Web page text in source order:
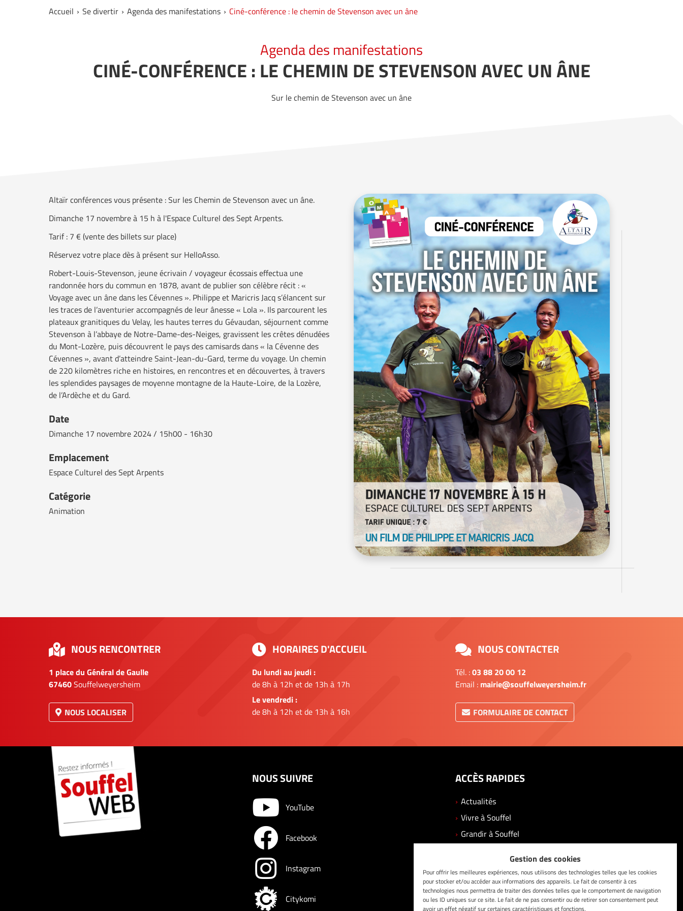
Gestion des cookies
Pour offrir les meilleures expériences, nous utilisons des technologies telles que les cookies
pour stocker et/ou accéder aux informations des appareils. Le fait de consentir à ces
technologies nous permettra de traiter des données telles que le comportement de navigation
ou les ID uniques sur ce site. Le fait de ne pas consentir ou de retirer son consentement peut
avoir un effet négatif sur certaines caractéristiques et fonctions.
Accueil Se divertir Agenda des manifestations Ciné-conférence : le chemin de Stevenson avec un âne
Agenda des manifestations
CINÉ-CONFÉRENCE : LE CHEMIN DE STEVENSON AVEC UN ÂNE
Sur le chemin de Stevenson avec un âne
Altaïr conférences vous présente : Sur les Chemin de Stevenson avec un âne.
Dimanche 17 novembre à 15 h à l'Espace Culturel des Sept Arpents.
Tarif : 7 € (vente des billets sur place)
Réservez votre place dès à présent sur HelloAsso.
Robert-Louis-Stevenson, jeune écrivain / voyageur écossais effectua une
randonnée hors du commun en 1878, avant de publier son célèbre récit : «
Voyage avec un âne dans les Cévennes ». Philippe et Maricris Jacq s’élancent sur
les traces de l’aventurier accompagnés de leur ânesse « Lola ». Ils parcourent les
plateaux granitiques du Velay, les hautes terres du Gévaudan, séjournent comme
Stevenson à l’abbaye de Notre-Dame-des-Neiges, gravissent les crêtes dénudées
du Mont-Lozère, puis découvrent le pays des camisards dans « la Cévenne des
Cévennes », avant d’atteindre Saint-Jean-du-Gard, terme du voyage. Un chemin
de 220 kilomètres riche en histoires, en rencontres et en découvertes, à travers
les splendides paysages de moyenne montagne de la Haute-Loire, de la Lozère,
de l’Ardèche et du Gard.
Date
Dimanche 17 novembre 2024 / 15h00 - 16h30
Emplacement
Espace Culturel des Sept Arpents
Catégorie
Animation
NOUS RENCONTRER
1 place du Général de Gaulle
67460Souffelweyersheim
NOUS LOCALISER
HORAIRES D'ACCUEIL
Du lundi au jeudi :
de 8h à 12h et de 13h à 17h
Le vendredi :
de 8h à 12h et de 13h à 16h
NOUS CONTACTER
Tél. :03 88 20 00 12
Email : mairie@souffelweyersheim.fr
FORMULAIRE DE CONTACT
NOUS SUIVRE
YouTube
Facebook
Instagram
Citykomi
ACCÈS RAPIDES
Actualités
Vivre à Souffel
Grandir à Souffel
Vos démarches
Contact